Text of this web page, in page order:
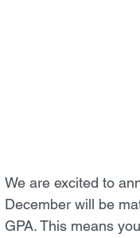
We are excited to
December will be
GPA. This means